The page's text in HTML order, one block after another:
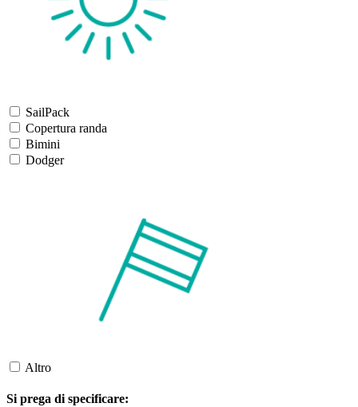
SailPack
Copertura randa
Bimini
Dodger
Altro
Si prega di specificare: